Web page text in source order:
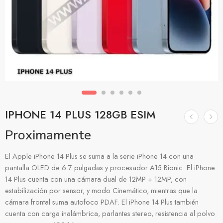
IPHONE 14 PLUS 128GB ESIM
Proximamente
El Apple iPhone 14 Plus se suma a la serie iPhone 14 con una
pantalla OLED de 6.7 pulgadas y procesador A15 Bionic. El iPhone
14 Plus cuenta con una cámara dual de 12MP + 12MP, con
estabilización por sensor, y modo Cinemático, mientras que la
cámara frontal suma autofoco PDAF. El iPhone 14 Plus también
cuenta con carga inalámbrica, parlantes stereo, resistencia al polvo